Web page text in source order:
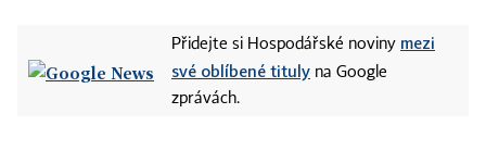
Přidejte si Hospodářské noviny mezi
své oblíbené tituly na Google
zprávách.